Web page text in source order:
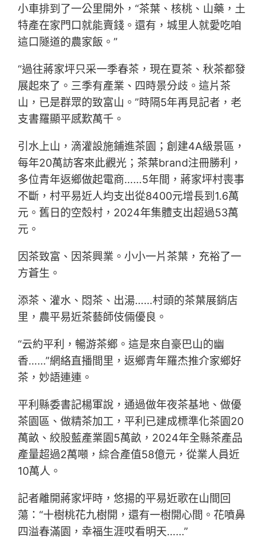
小車排到了一公里開外，“茶葉、核桃、山藥，土
特產在家門口就能賣錢。還有，城里人就愛吃咱
這口隧道的農家飯。”
“過往蔣家坪只采一季春茶，現在夏茶、秋茶都發
展起來了。三季有產業、四時景分歧。這片茶
山，已是群眾的致富山。”時隔5年再見記者，老
支書羅顯平感歎萬千。
引水上山，滴灌設施鋪進茶園；創建4A級景區，
每年20萬訪客來此觀光；茶葉brand注冊勝利，
多位青年返鄉做起電商……5年間，蔣家坪村喪事
不斷，村平易近人均支出從8400元增長到1.6萬
元。舊日的空殼村，2024年集體支出超過53萬
元。
因茶致富、因茶興業。小小一片茶葉，充裕了一
方蒼生。
添茶、灌水、悶茶、出湯……村頭的茶葉展銷店
里，農平易近茶藝師伎倆優良。
“云約平利，暢游茶鄉。這是來自豪巴山的幽
香……”網絡直播間里，返鄉青年羅杰推介家鄉好
茶，妙語連連。
平利縣委書記楊軍說，通過做年夜茶基地、做優
茶園區、做精茶加工，平利已建成標準化茶園20
萬畝、絞股藍產業園5萬畝，2024年全縣茶產品
產量超過2萬噸，綜合產值58億元，從業人員近
10萬人。
記者離開蔣家坪時，悠揚的平易近歌在山間回
蕩：“十樹桃花九樹開，還有一樹開心間。花噴鼻
四溢春滿園，幸福生涯哎看明天……”